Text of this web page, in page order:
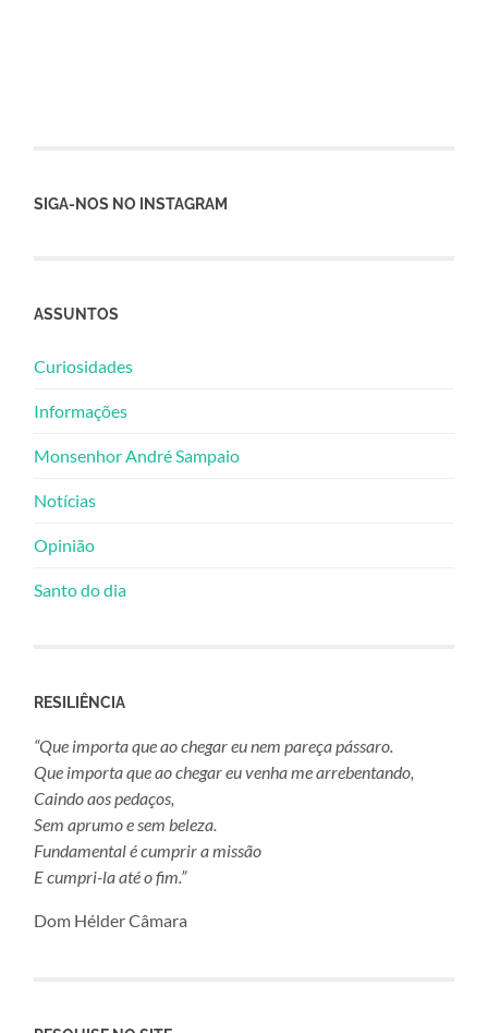
SIGA-NOS NO INSTAGRAM
ASSUNTOS
Curiosidades
Informações
Monsenhor André Sampaio
Notícias
Opinião
Santo do dia
RESILIÊNCIA
“Que importa que ao chegar eu nem pareça pássaro.
Que importa que ao chegar eu venha me arrebentando,
Caindo aos pedaços,
Sem aprumo e sem beleza.
Fundamental é cumprir a missão
E cumpri-la até o fim.”
Dom Hélder Câmara